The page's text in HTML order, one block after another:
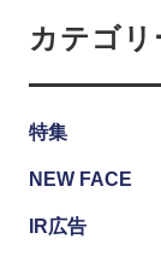
カテゴリ
特集
NEW FACE
IR広告